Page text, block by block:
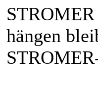
hängen